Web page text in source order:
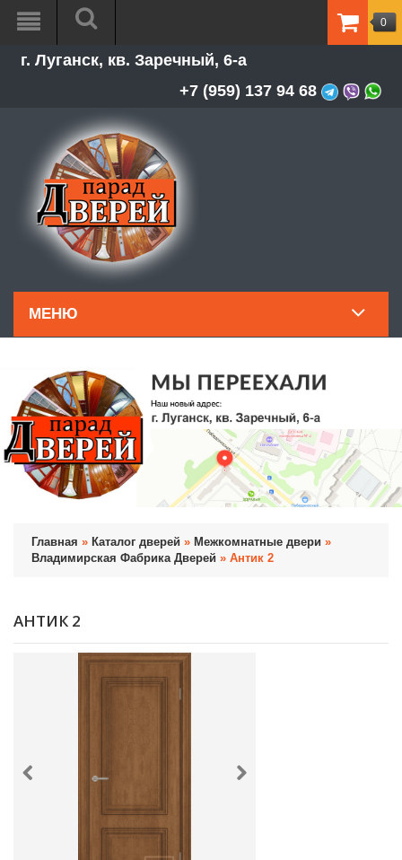
г. Луганск, кв. Заречный, 6-а
+7 (959) 137 94 68
0
МЕНЮ
Главная » Каталог дверей » Межкомнатные двери »
Владимирская Фабрика Дверей » Антик 2
АНТИК 2